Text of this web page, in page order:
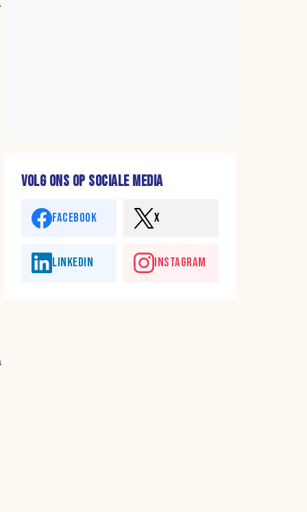
VOLG ONS OP SOCIALE MEDIA
FACEBOOK X
LINKEDIN INSTAGRAM